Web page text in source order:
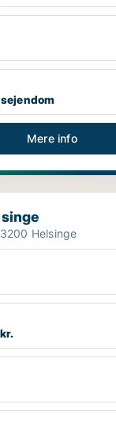
Mere info
Helsinge